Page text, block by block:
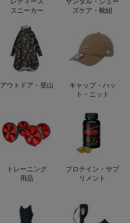
スニーカー
ズケア・靴紐
アウトドア・登山
キャップ・ハッ
ト・ニット
トレーニング
用品
プロテイン・サプ
リメント